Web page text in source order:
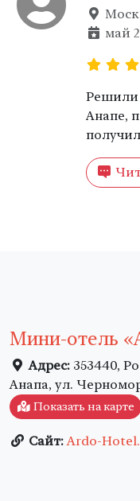
май
Решили
Анапе,
что
Мини-отель
Адрес: 353440,
Анапа, ул.
Показать на карте
Сайт: Ardo-